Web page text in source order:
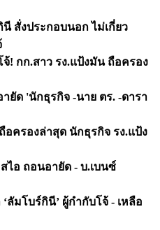
สั่งประกอบนอก ไม่เกี่ยว
! กก.สาว รง.แป้งมัน ถือครอง
ยัด 'นักธุรกิจ -นาย ตร. -ดารา
อครองล่าสุด นักธุรกิจ รง.แป้ง
สไอ ถอนอายัด - บ.เบนซ์
ลัมโบร์กินี’ ผู้กำกับโจ้ - เหลือ